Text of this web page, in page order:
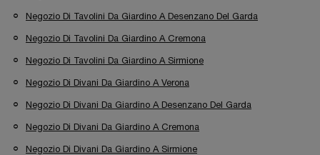
Negozio Di Tavolini Da Giardino A Desenzano Del Garda
Negozio Di Tavolini Da Giardino A Cremona
Negozio Di Tavolini Da Giardino A Sirmione
Negozio Di Divani Da Giardino A Verona
Negozio Di Divani Da Giardino A Desenzano Del Garda
Negozio Di Divani Da Giardino A Cremona
Negozio Di Divani Da Giardino A Sirmione